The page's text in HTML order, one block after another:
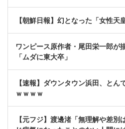
【朝鮮日報】幻となった「女性天
ワンピース原作者・尾田栄一郎が
「ムダに東大卒」
【速報】ダウンタウン浜田、とん
ｗｗｗｗ
【元フジ】渡邊渚「無理解や差